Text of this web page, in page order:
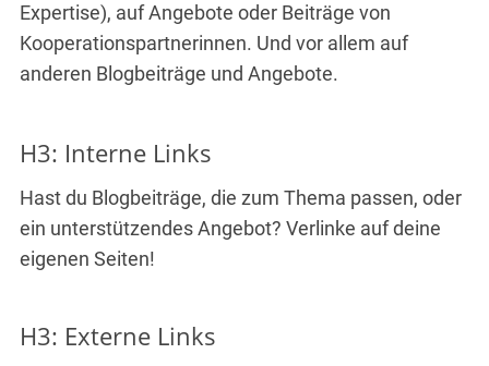
Expertise), auf Angebote oder Beiträge von
Kooperationspartnerinnen. Und vor allem auf
anderen Blogbeiträge und Angebote.
H3: Interne Links
Hast du Blogbeiträge, die zum Thema passen, oder
ein unterstützendes Angebot? Verlinke auf deine
eigenen Seiten!
H3: Externe Links